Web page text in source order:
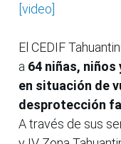
[video]
El CEDIF
a 64 niñas, niños
en situación de
desprotección
A través de sus